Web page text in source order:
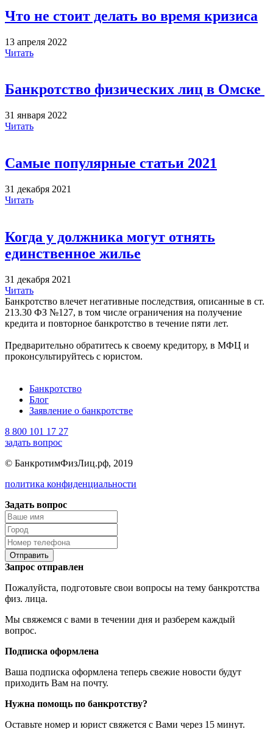
Что не стоит делать во время кризиса
13 апреля 2022
Читать
Банкротство физических лиц в Омске
31 января 2022
Читать
Самые популярные статьи 2021
31 декабря 2021
Читать
Когда у должника могут отнять
единственное жилье
31 декабря 2021
Читать
Банкротство влечет негативные последствия, описанные в ст.
213.30 ФЗ №127, в том числе ограничения на получение
кредита и повторное банкротство в течение пяти лет.
Предварительно обратитесь к своему кредитору, в МФЦ и
проконсультируйтесь с юристом.
Банкротство
Блог
Заявление о банкротстве
8 800 101 17 27
задать вопрос
© БанкротимФизЛиц.рф, 2019
политика конфиденциальности
Задать вопрос
Отправить
Запрос отправлен
Пожалуйста, подготовьте свои вопросы на тему банкротства
физ. лица.
Мы свяжемся с вами в течении дня и разберем каждый
вопрос.
Подписка оформлена
Ваша подписка оформлена теперь свежие новости будут
приходить Вам на почту.
Нужна помощь по банкротству?
Оставьте номер и юрист свяжется с Вами через 15 минут.